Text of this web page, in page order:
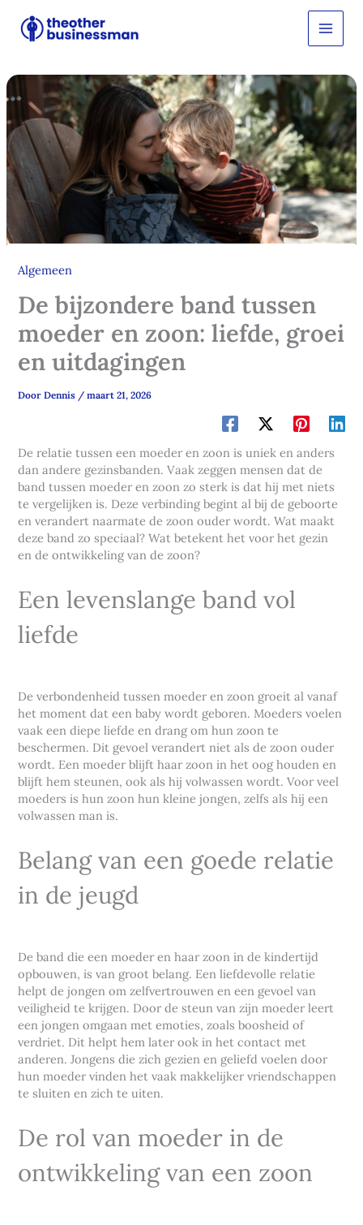
naar
Algemeen
De bijzondere band tussen
moeder en zoon: liefde, groei
en uitdagingen
DoorDennis /maart 21, 2026
De relatie tussen een moeder en zoon is uniek en anders
dan andere gezinsbanden. Vaak zeggen mensen dat de
band tussen moeder en zoon zo sterk is dat hij met niets
te vergelijken is. Deze verbinding begint al bij de geboorte
en verandert naarmate de zoon ouder wordt. Wat maakt
deze band zo speciaal? Wat betekent het voor het gezin
en de ontwikkeling van de zoon?
Een levenslange band vol
liefde
De verbondenheid tussen moeder en zoon groeit al vanaf
het moment dat een baby wordt geboren. Moeders voelen
vaak een diepe liefde en drang om hun zoon te
beschermen. Dit gevoel verandert niet als de zoon ouder
wordt. Een moeder blijft haar zoon in het oog houden en
blijft hem steunen, ook als hij volwassen wordt. Voor veel
moeders is hun zoon hun kleine jongen, zelfs als hij een
volwassen man is.
Belang van een goede relatie
in de jeugd
De band die een moeder en haar zoon in de kindertijd
opbouwen, is van groot belang. Een liefdevolle relatie
helpt de jongen om zelfvertrouwen en een gevoel van
veiligheid te krijgen. Door de steun van zijn moeder leert
een jongen omgaan met emoties, zoals boosheid of
verdriet. Dit helpt hem later ook in het contact met
anderen. Jongens die zich gezien en geliefd voelen door
hun moeder vinden het vaak makkelijker vriendschappen
te sluiten en zich te uiten.
De rol van moeder in de
ontwikkeling van een zoon
o
e
e